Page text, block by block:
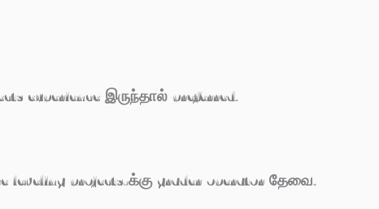
experience இருந்தால் preferred.
leveling projects-க்கு grader operator தேவை.